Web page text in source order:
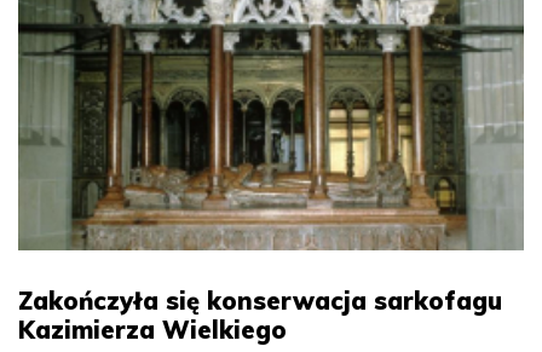
Zakończyła się konserwacja sarkofagu
Kazimierza Wielkiego